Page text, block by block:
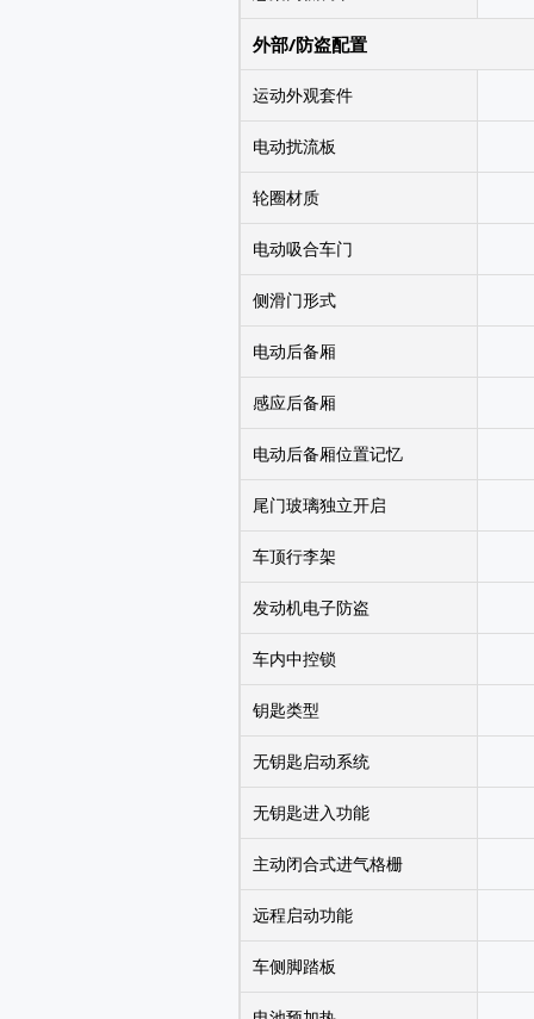
外部/防盗配置
运动外观套件
电动扰流板
轮圈材质
电动吸合车门
侧滑门形式
电动后备厢
感应后备厢
电动后备厢位置记忆
尾门玻璃独立开启
车顶行李架
发动机电子防盗
车内中控锁
钥匙类型
无钥匙启动系统
无钥匙进入功能
主动闭合式进气格栅
远程启动功能
车侧脚踏板